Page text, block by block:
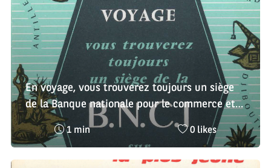
En voyage, vous trouverez toujours un siège
de la Banque nationale pour le commerce et
l'industrie
Temps
de
lecture
1 min
Nombre
likes
0 likes